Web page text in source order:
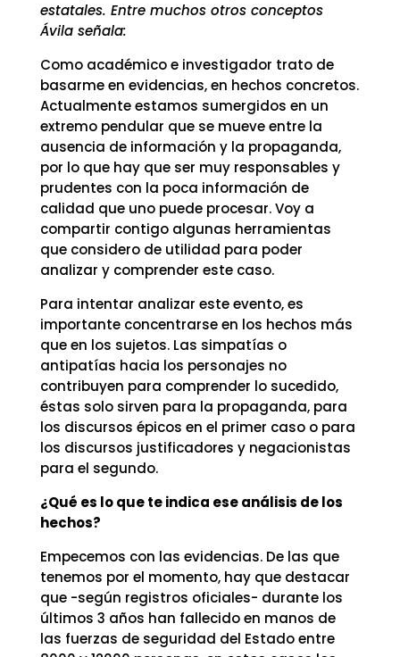
estatales. Entre muchos otros conceptos
Ávila señala:
Como académico e investigador trato de
basarme en evidencias, en hechos concretos.
Actualmente estamos sumergidos en un
extremo pendular que se mueve entre la
ausencia de información y la propaganda,
por lo que hay que ser muy responsables y
prudentes con la poca información de
calidad que uno puede procesar. Voy a
compartir contigo algunas herramientas
que considero de utilidad para poder
analizar y comprender este caso.
Para intentar analizar este evento, es
importante concentrarse en los hechos más
que en los sujetos. Las simpatías o
antipatías hacia los personajes no
contribuyen para comprender lo sucedido,
éstas solo sirven para la propaganda, para
los discursos épicos en el primer caso o para
los discursos justificadores y negacionistas
para el segundo.
¿Qué es lo que te indica ese análisis de los
hechos?
Empecemos con las evidencias. De las que
tenemos por el momento, hay que destacar
que -según registros oficiales- durante los
últimos 3 años han fallecido en manos de
las fuerzas de seguridad del Estado entre